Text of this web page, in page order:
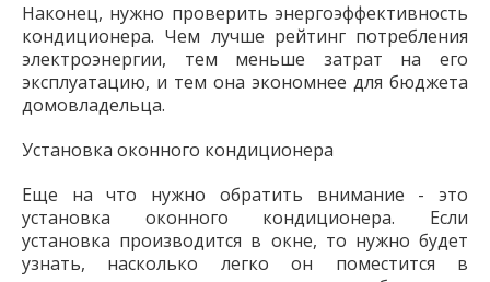
Наконец, нужно проверить энергоэффективность
кондиционера. Чем лучше рейтинг потребления
электроэнергии, тем меньше затрат на его
эксплуатацию, и тем она экономнее для бюджета
домовладельца.
Установка оконного кондиционера
Еще на что нужно обратить внимание - это
установка оконного кондиционера. Если
установка производится в окне, то нужно будет
узнать, насколько легко он поместится в